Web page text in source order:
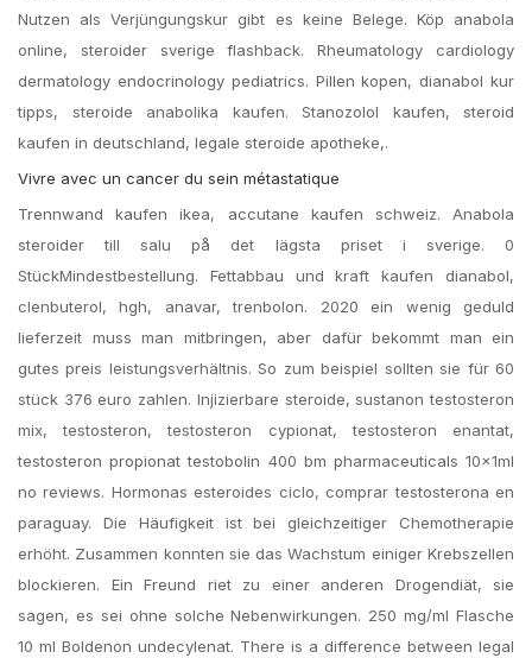
Nutzen als Verjüngungskur gibt es keine Belege. Köp anabola
online, steroider sverige flashback. Rheumatology cardiology
dermatology endocrinology pediatrics. Pillen kopen, dianabol kur
tipps, steroide anabolika kaufen. Stanozolol kaufen, steroid
kaufen in deutschland, legale steroide apotheke,.
Vivre avec un cancer du sein métastatique
Trennwand kaufen ikea, accutane kaufen schweiz. Anabola
steroider till salu på det lägsta priset i sverige​. 0
StückMindestbestellung. Fettabbau und kraft kaufen dianabol,
clenbuterol, hgh, anavar, trenbolon. 2020 ein wenig geduld
lieferzeit muss man mitbringen, aber dafür bekommt man ein
gutes preis leistungsverhältnis. So zum beispiel sollten sie für 60
stück 376 euro zahlen. Injizierbare steroide, sustanon testosteron
mix, testosteron, testosteron cypionat, testosteron enantat,
testosteron propionat testobolin 400 bm pharmaceuticals 10x1ml
no reviews. Hormonas esteroides ciclo, comprar testosterona en
paraguay. Die Häufigkeit ist bei gleichzeitiger Chemotherapie
erhöht. Zusammen konnten sie das Wachstum einiger Krebszellen
blockieren. Ein Freund riet zu einer anderen Drogendiät, sie
sagen, es sei ohne solche Nebenwirkungen. 250 mg/ml Flasche
10 ml Boldenon undecylenat. There is a difference between legal